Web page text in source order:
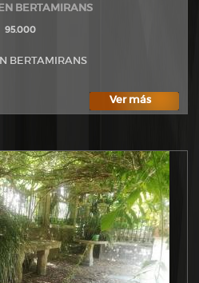
BERTAMIRANS
95.000
BERTAMIRANS
Ver más